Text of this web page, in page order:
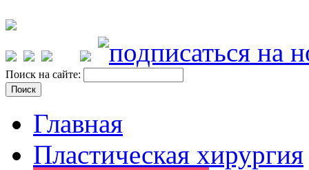
Поиск на сайте:
Главная
Пластическая хирургия